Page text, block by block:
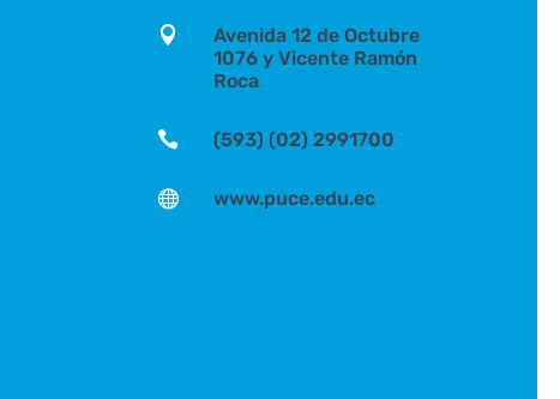

Avenida 12 de Octubre
1076 y Vicente Ramón
Roca
 (593) (02) 2991700
 www.puce.edu.ec